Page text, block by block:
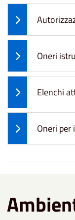
Oneri
Elenchi
Oneri